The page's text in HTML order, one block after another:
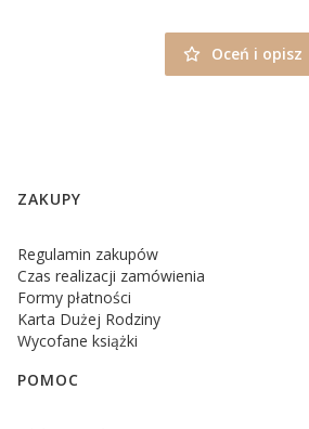
Oceń i opisz
Linki w stopce
ZAKUPY
Regulamin zakupów
Czas realizacji zamówienia
Formy płatności
Karta Dużej Rodziny
Wycofane książki
POMOC